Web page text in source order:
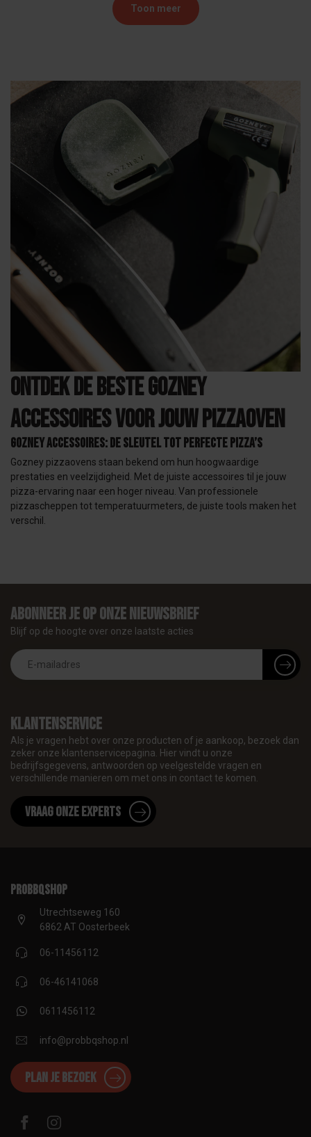
Toon meer
Ontdek de Beste Gozney
Accessoires voor Jouw Pizzaoven
Gozney Accessoires: De Sleutel tot Perfecte Pizza’s
Gozney pizzaovens staan bekend om hun hoogwaardige
prestaties en veelzijdigheid. Met de juiste accessoires til je jouw
pizza-ervaring naar een hoger niveau. Van professionele
pizzascheppen tot temperatuurmeters, de juiste tools maken het
verschil.
Klantenservice
Als je vragen hebt over onze producten of je aankoop, bezoek dan
zeker onze klantenservicepagina. Hier vindt u onze
bedrijfsgegevens, antwoorden op veelgestelde vragen en
verschillende manieren om met ons in contact te komen.
Vraag onze experts
Abonneer je op onze nieuwsbrief
Blijf op de hoogte over onze laatste acties
proBBQshop
Utrechtseweg 160
6862 AT Oosterbeek
06-11456112
06-46141068
0611456112
info@probbqshop.nl
Plan je bezoek